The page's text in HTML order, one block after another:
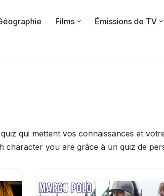
Films Émissions de TV
qui mettent vos connaissances et
character you are grâce à un quiz de